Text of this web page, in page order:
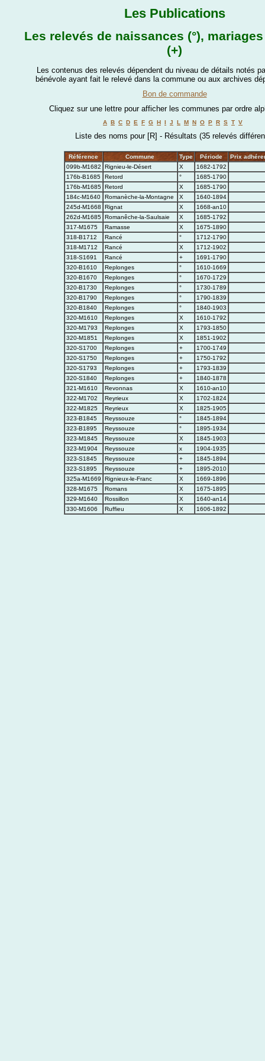
Les Publications
Les relevés de naissances (°),
(+)
Les contenus des relevés dépendent du niveau de détails notés
bénévole ayant fait le relevé dans la commune ou aux archives
Bon de commande
Cliquez sur une lettre pour afficher les communes par ordre
A B C D E F G H I J L M N O P R S T V
Liste des noms pour [R] - Résultats (35 relevés
Référence Commune Type Période
Prix
099b-M1682
Rignieu-le-Désert X
1682-1792
176b-B1685
Retord °
1685-1790
176b-M1685 Retord X
1685-1790
184c-M1640
Romanèche-la-Montagne X
1640-1894
245d-M1668
Rignat X
1668-an10
262d-M1685 Romanêche-la-Saulsaie X
1685-1792
317-M1675
Ramasse X
1675-1890
318-B1712
Rancé °
1712-1790
318-M1712
Rancé X
1712-1902
318-S1691
Rancé +
1691-1790
320-B1610
Replonges °
1610-1669
320-B1670
Replonges °
1670-1729
320-B1730
Replonges °
1730-1789
320-B1790
Replonges °
1790-1839
320-B1840
Replonges °
1840-1903
320-M1610
Replonges X
1610-1792
320-M1793
Replonges X
1793-1850
320-M1851
Replonges X
1851-1902
320-S1700
Replonges +
1700-1749
320-S1750
Replonges +
1750-1792
320-S1793
Replonges +
1793-1839
320-S1840
Replonges +
1840-1878
321-M1610
Revonnas X
1610-an10
322-M1702
Reyrieux X
1702-1824
322-M1825
Reyrieux X
1825-1905
323-B1845
Reyssouze °
1845-1894
323-B1895
Reyssouze °
1895-1934
323-M1845
Reyssouze X
1845-1903
323-M1904
Reyssouze x
1904-1935
323-S1845
Reyssouze +
1845-1894
323-S1895
Reyssouze +
1895-2010
325a-M1669
Rignieux-le-Franc X
1669-1896
328-M1675
Romans X
1675-1895
329-M1640
Rossillon X
1640-an14
330-M1606
Ruffieu X 1606-1892